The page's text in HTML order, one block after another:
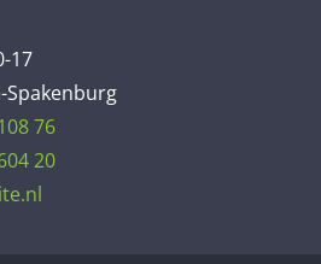
17
Spakenburg
76
20